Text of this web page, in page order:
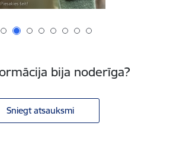
bija noderīga?
Sniegt atsauksmi